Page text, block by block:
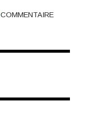
COMMENTAIRE